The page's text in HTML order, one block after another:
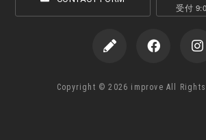
受付
Copyright © 2026 improve All